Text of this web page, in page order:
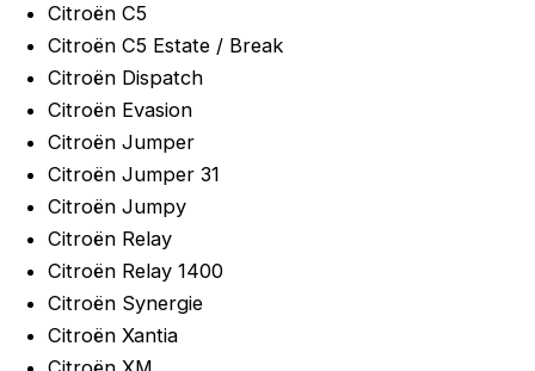
Citroën C5
Citroën C5 Estate / Break
Citroën Dispatch
Citroën Evasion
Citroën Jumper
Citroën Jumper 31
Citroën Jumpy
Citroën Relay
Citroën Relay 1400
Citroën Synergie
Citroën Xantia